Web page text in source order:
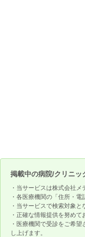
掲載中の病院/クリニッ
・当サービスは株式会社メ
・各医療機関の「住所・
・当サービスで検索対象
・正確な情報提供を努め
・医療機関で受診をご希
し上げます。